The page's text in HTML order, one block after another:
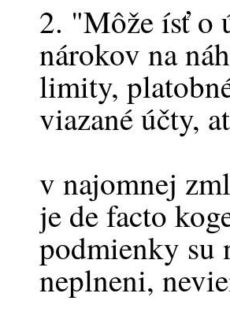
2. "Môže ísť o
nárokov na
limity,
viazané účty,
v najomnej
je de facto
podmienky su
neplneni,